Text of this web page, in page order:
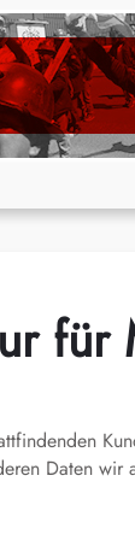
für
Daten